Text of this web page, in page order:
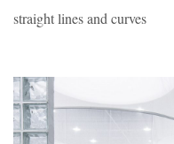
straight lines and curves